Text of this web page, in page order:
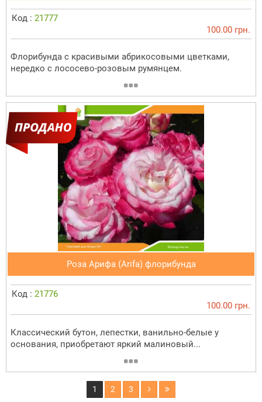
Код : 21777
100.00 грн.
Флорибунда с красивыми абрикосовыми цветками,
нередко с лососево-розовым румянцем.
Роза Арифа (Arifa) флорибунда
Код : 21776
100.00 грн.
Классический бутон, лепестки, ванильно-белые у
основания, приобретают яркий малиновый...
1 2 3